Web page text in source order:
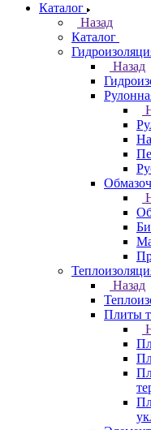
Каталог
Назад
Каталог
Назад
Назад
Плиты